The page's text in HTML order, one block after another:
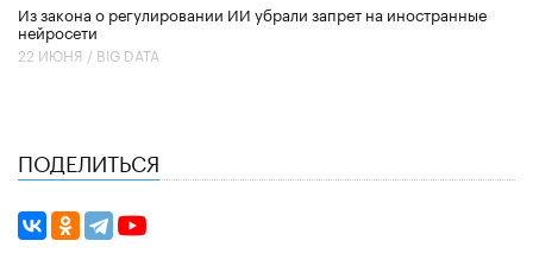
Из закона о регулировании ИИ убрали запрет на иностранные
нейросети
22 ИЮНЯ / BIG DATA
ПОДЕЛИТЬСЯ